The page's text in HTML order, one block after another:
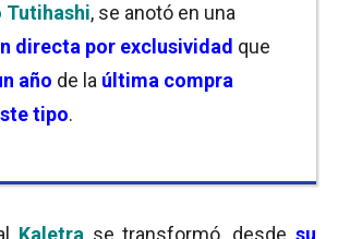
Tutihashi, se anotó en una
directa por exclusividad que
año de la última compra
tipo.
Kaletra se transformó, desdesu